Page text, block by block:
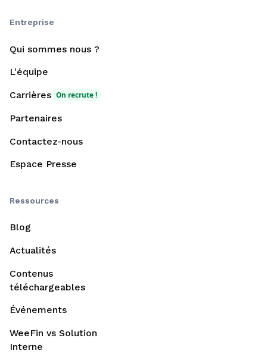
Entreprise
Qui sommes nous ?
L'équipe
Carrières On recrute !
Partenaires
Contactez-nous
Espace Presse
Ressources
Blog
Actualités
Contenus
téléchargeables
Événements
WeeFin vs Solution
Interne